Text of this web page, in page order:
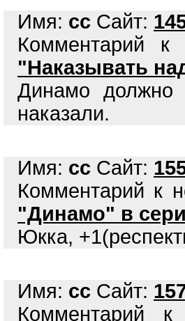
Имя: сс Сайт:
Комментарий к
"Наказывать
Динамо должно
наказали.
Имя: сс Сайт:
Комментарий к
"Динамо" в
Юкка,
Имя: сс Сайт:
Комментарий к